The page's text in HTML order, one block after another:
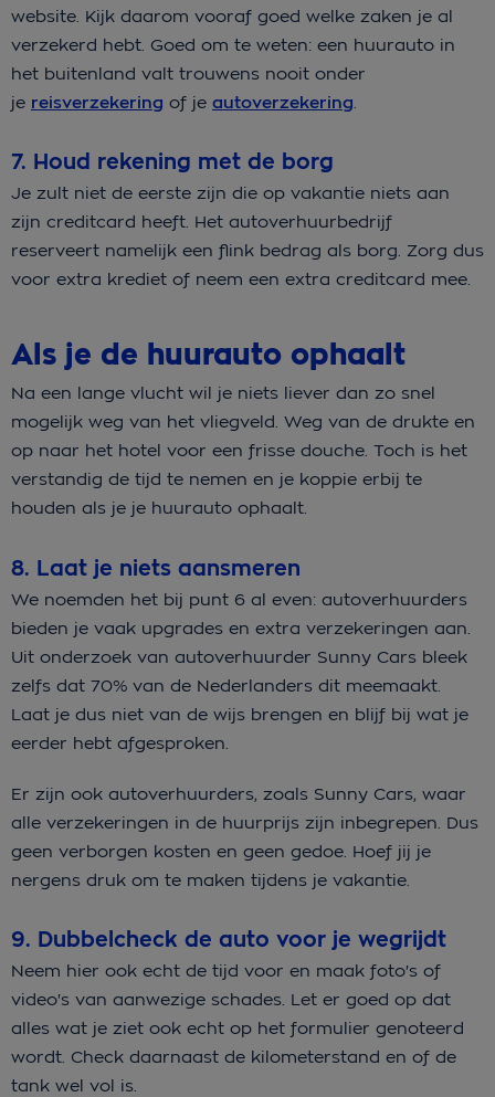
website. Kijk daarom vooraf goed welke zaken je al
verzekerd hebt. Goed om te weten: een huurauto in
het buitenland valt trouwens nooit onder
je reisverzekering of je autoverzekering
7. Houd rekening met de borg
Je zult niet de eerste zijn die op vakantie niets aan
zijn creditcard heeft. Het autoverhuurbedrijf
reserveert namelijk een flink bedrag als borg. Zorg dus
voor extra krediet of neem een extra creditcard mee.
Als je de huurauto ophaalt
Na een lange vlucht wil je niets liever dan zo snel
mogelijk weg van het vliegveld. Weg van de drukte en
op naar het hotel voor een frisse douche. Toch is het
verstandig de tijd te nemen en je koppie erbij te
houden als je je huurauto ophaalt.
8. Laat je niets aansmeren
We noemden het bij punt 6 al even: autoverhuurders
bieden je vaak upgrades en extra verzekeringen aan.
Uit onderzoek van autoverhuurder Sunny Cars bleek
zelfs dat 70% van de Nederlanders dit meemaakt.
Laat je dus niet van de wijs brengen en blijf bij wat je
eerder hebt afgesproken.
Er zijn ook autoverhuurders, zoals Sunny Cars, waar
alle verzekeringen in de huurprijs zijn inbegrepen. Dus
geen verborgen kosten en geen gedoe. Hoef jij je
nergens druk om te maken tijdens je vakantie.
9. Dubbelcheck de auto voor je wegrijdt
Neem hier ook echt de tijd voor en maak foto's of
video's van aanwezige schades. Let er goed op dat
alles wat je ziet ook echt op het formulier genoteerd
wordt. Check daarnaast de kilometerstand en of de
tank wel vol is.